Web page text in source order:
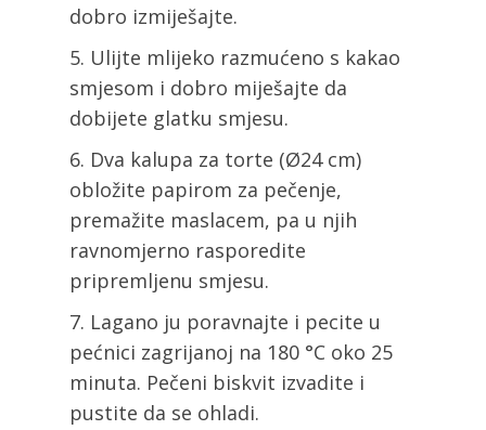
dobro izmiješajte.
Ulijte mlijeko razmućeno s kakao
smjesom i dobro miješajte da
dobijete glatku smjesu.
Dva kalupa za torte (Ø24 cm)
obložite papirom za pečenje,
premažite maslacem, pa u njih
ravnomjerno rasporedite
pripremljenu smjesu.
Lagano ju poravnajte i pecite u
pećnici zagrijanoj na 180 °C oko 25
minuta. Pečeni biskvit izvadite i
pustite da se ohladi.